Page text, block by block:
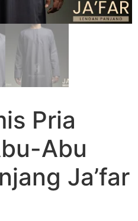
Pria
Abu
Ja’far